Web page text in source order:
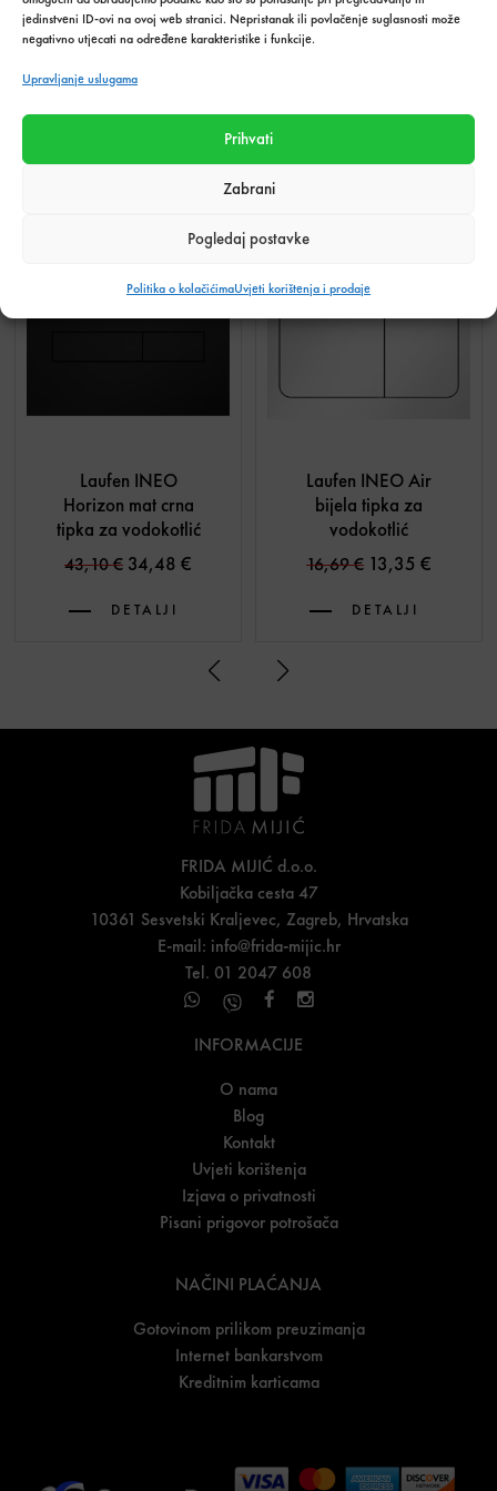
jedinstveni ID-ovi na ovoj web stranici. Nepristanak ili povlačenje suglasnosti može
negativno utjecati na određene karakteristike i funkcije.
Upravljanje uslugama
Prihvati
Zabrani
Pogledaj postavke
Politika o kolačićimaUvjeti korištenja i prodaje
Tehnički podaci o proizvodu
Povezani proizvodi
Laufen INEO
Horizon mat crna
tipka za vodokotlić
43,10€ Original price was: 43,10 €.
34,48 € Current price is: 34,48 €.
DETALJI
Laufen INEO Air
bijela tipka za
vodokotlić
16,69€ Original price
13,35 €
DETALJI
FRIDA MIJIĆ d.o.o.
Kobiljačka cesta 47
10361 Sesvetski Kraljevec, Zagreb, Hrvatska
E-mail: info@frida-mijic.hr
Tel. 01 2047 608
INFORMACIJE
O nama
Blog
Kontakt
Uvjeti korištenja
Izjava o privatnosti
Pisani prigovor potrošača
NAČINI PLAĆANJA
Gotovinom prilikom preuzimanja
Internet bankarstvom
Kreditnim karticama